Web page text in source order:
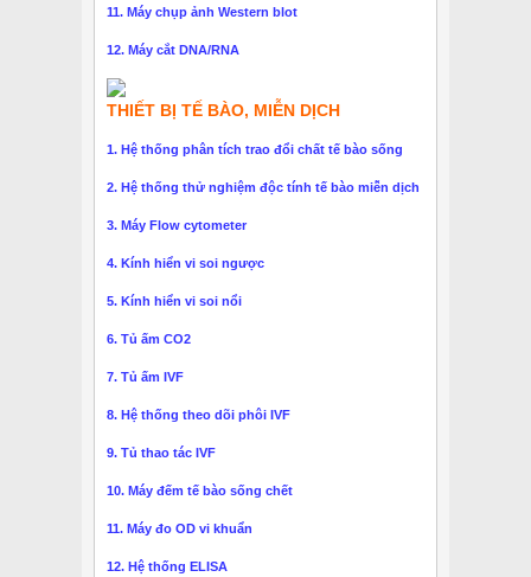
11. Máy chụp ảnh Western blot
12. Máy cắt DNA/RNA
THIẾT BỊ TẾ BÀO, MIỄN DỊCH
1. Hệ thống phân tích trao đổi chất tế bào sống
2. Hệ thống thử nghiệm độc tính tế bào miễn dịch
3. Máy Flow cytometer
4. Kính hiển vi soi ngược
5. Kính hiển vi soi nổi
6. Tủ ấm CO2
7. Tủ ấm IVF
8. Hệ thống theo dõi phôi IVF
9. Tủ thao tác IVF
10. Máy đếm tế bào sống chết
11. Máy đo OD vi khuẩn
12. Hệ thống ELISA